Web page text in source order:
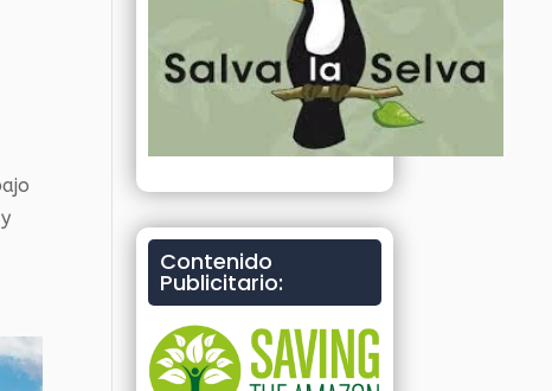
Contenido
Publicitario: